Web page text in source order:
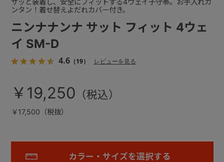
ニンナナンナ サット フィット 4ウェ
イ SM-D
4.6（19） レビューを見る
サッと装着し、安全にフィットする4ウェイ子守帯。お手入れカ
ンタン！着せ替えよだれカバー付き。
￥19,250
￥17,500（税抜）
カラー・サイズを選択する